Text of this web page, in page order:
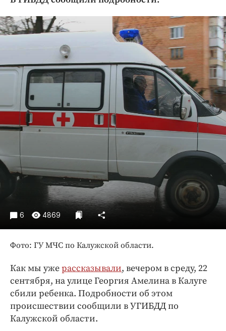
Криминал
Культура
Недвижимость и ЖКХ
Образование
Общество
Погода
Праздники
Происшествия
Спорт
Блоги
Издания
Медиаперсона
Интересное чтиво
Клиника года
Работодатель года
6 4869
Фото: ГУ МЧС по Калужской области.
Как мы ужерассказывали, вечером в среду, 22
сентября, на улице Георгия Амелина в Калуге
сбили ребенка. Подробности об этом
происшествии сообщили в УГИБДД по
Калужской области.